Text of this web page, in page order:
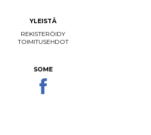
YLEISTÄ
REKISTERÖIDY
TOIMITUSEHDOT
SOME